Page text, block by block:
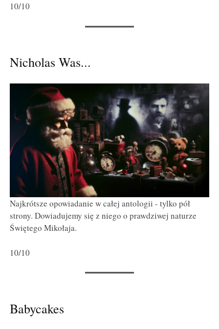
10/10
Nicholas Was...
Najkrótsze opowiadanie w całej antologii - tylko pół
strony. Dowiadujemy się z niego o prawdziwej naturze
Świętego Mikołaja.
10/10
Babycakes